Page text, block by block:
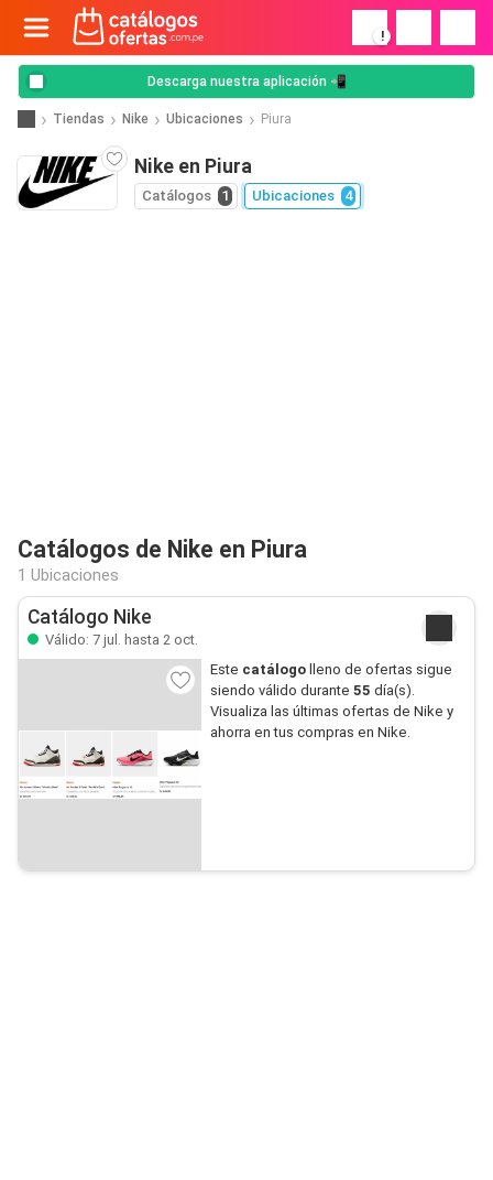
!
Descarga nuestra aplicación 📲
Tiendas Nike Ubicaciones Piura
Nike en Piura
Catálogos 1 Ubicaciones 4
Catálogos de Nike en Piura
1 Ubicaciones
Catálogo Nike
Válido: 7 jul. hasta 2 oct.
Este catálogo lleno de ofertas sigue
siendo válido durante 55 día(s).
Visualiza las últimas ofertas de Nike y
ahorra en tus compras en Nike.